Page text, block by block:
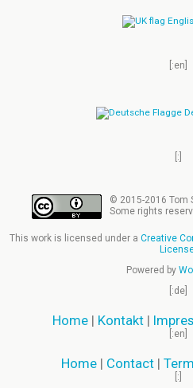
[:en]
[:]
© 2015-2016 Tom
Some rights
This work is licensed under a Creative
Powered by
[:de]
Home | Kontakt |
[:en]
Home| Contact|
[:]